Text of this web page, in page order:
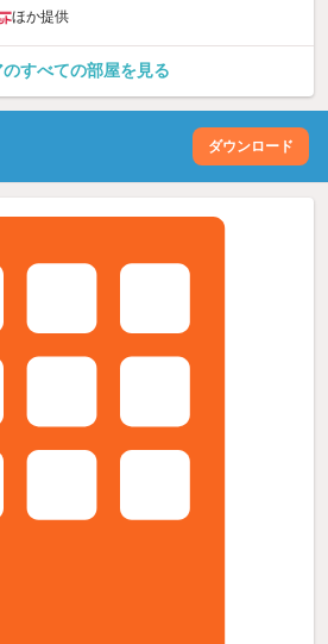
ほか提供
すべての部屋を見る
ダウンロード